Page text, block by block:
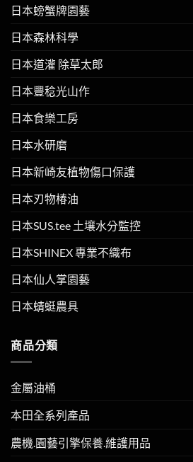
日本螃蟹牌園藝
日本森林科學
日本道灌 除草太郎
日本豐稔光山作
日本食樂工房
日本水研磨
日本新崎友植物傷口保護
日本刃物椿油
日本SUS.tee 土壤水分監控
日本SHINEX 專業不織布
日本仙人掌園藝
日本蜻蜓農具
商品分類
金屬油桶
本田全系列產品
農機.園藝引擎保養.維護用品